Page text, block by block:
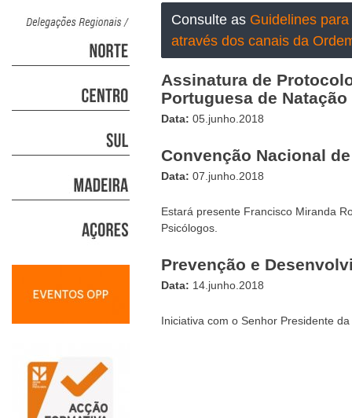
Consulte as Guidelines
através dos canais da
Assinatura de
Portuguesa de Natação
Data: 05.junho.2018
Convenção Nacional
Data: 07.junho.2018
Estará presente Francisco Miranda
Psicólogos.
Prevenção e
Data: 14.junho.2018
Iniciativa com o Senhor Presidente